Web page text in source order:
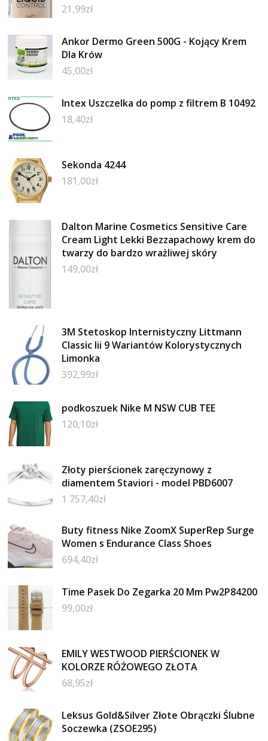
21,99zł
Ankor Dermo Green 500G - Kojący Krem
Dla Krów
45,00zł
Intex Uszczelka do pomp z filtrem B 10492
18,40zł
Sekonda 4244
181,00zł
Dalton Marine Cosmetics Sensitive Care
Cream Light Lekki Bezzapachowy krem do
twarzy do bardzo wrażliwej skóry
149,00zł
3M Stetoskop Internistyczny Littmann
Classic Iii 9 Wariantów Kolorystycznych
Limonka
392,99zł
podkoszuek Nike M NSW CUB TEE
120,10zł
Złoty pierścionek zaręczynowy z
diamentem Staviori - model PBD6007
1 757,40zł
Buty fitness Nike ZoomX SuperRep Surge
Women s Endurance Class Shoes
694,40zł
Time Pasek Do Zegarka 20 Mm Pw2P84200
99,00zł
EMILY WESTWOOD PIERŚCIONEK W
KOLORZE RÓŻOWEGO ZŁOTA
68,95zł
Leksus Gold&Silver Złote Obrączki Ślubne
Soczewka (ZSOE295)